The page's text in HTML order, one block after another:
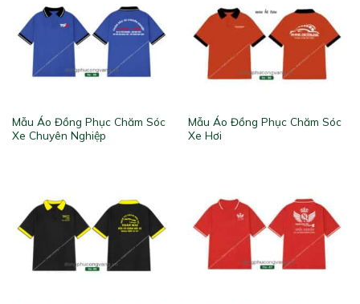
Mẫu Áo Đồng Phục Chăm Sóc
Xe Chuyên Nghiệp
Mẫu Áo Đồng Phục Chăm Sóc
Xe Hơi